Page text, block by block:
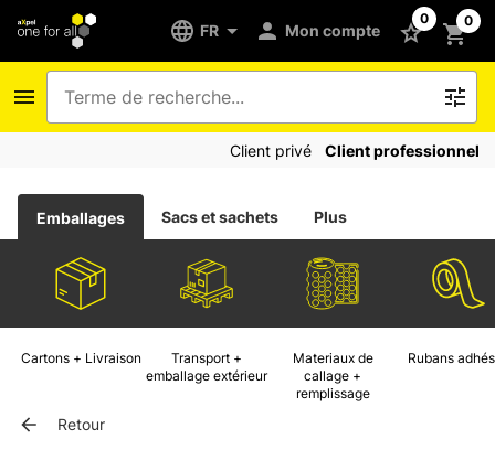
FR Mon compte
0 0
Client privé Client professionnel
Emballages Sacs et sachets Plus
Cartons + Livraison
Transport +
emballage extérieur
Materiaux de
callage +
remplissage
Rubans
Retour